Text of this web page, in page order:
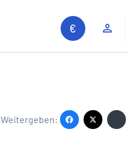
Weitergeben: